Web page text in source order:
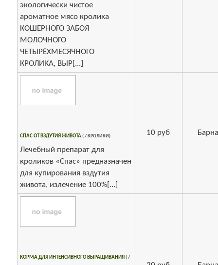
экологически чистое
ароматное мясо кролика
КОШЕРНОГО ЗАБОЯ
МОЛОЧНОГО
ЧЕТЫРЁХМЕСЯЧНОГО
КРОЛИКА, ВЫР[...]
СПАС ОТ ВЗДУТИЯ ЖИВОТА( / КРОЛИКИ)
Лечебный препарат для
кроликов «Спас» предназначен
для купирования вздутия
живота, излечение 100%[...]
10 руб
КОРМА ДЛЯ ИНТЕНСИВНОГО ВЫРАЩИВАНИЯ ( /